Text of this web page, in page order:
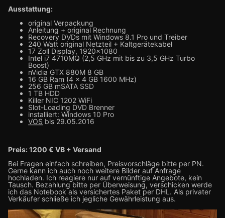
Ausstattung:
original Verpackung
Anleitung + original Rechnung
Recovery DVDs mit Windows 8.1 Pro und Treiber
240 Watt original Netzteil + Kaltgerätekabel
17 Zoll Display, 1920x1080
Intel i7 4710MQ (2,5 GHz mit bis zu 3,5 GHz Turbo
Boost)
nVidia GTX 880M 8 GB
16 GB Ram (4 x 4 GB 1600 MHz)
256 GB mSATA SSD
1 TB HDD
Killer NIC 1202 WiFi
Slot-Loading DVD Brenner
installiert: Windows 10 Pro
VOS bis 29.05.2016
Preis: 1200 € VB + Versand
Bei Fragen einfach schreiben, Preisvorschläge bitte per PN.
Gerne kann ich auch noch weitere Bilder auf Anfrage
hochladen. Ich reagiere nur auf vernünftige Angebote, kein
Tausch. Bezahlung bitte per Überweisung, verschicken werde
ich das Notebook als versichertes Paket per DHL. Als privater
Verkäufer schließe ich jegliche Gewährleistung aus.